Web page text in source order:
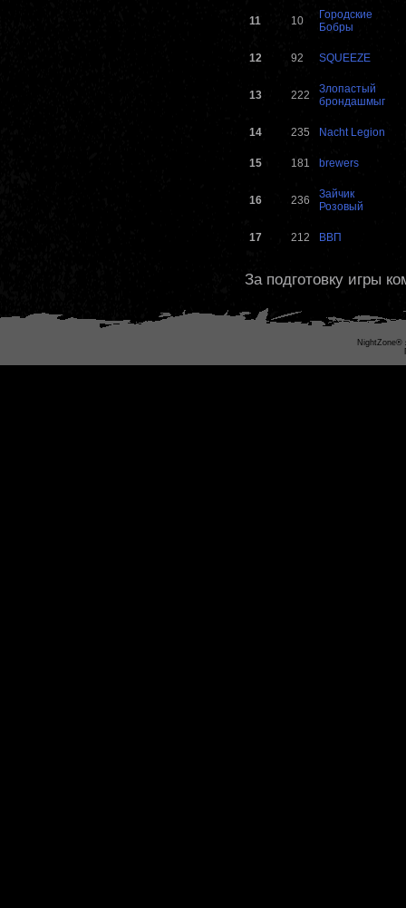
11 10
Городские
Бобры
12 92 SQUEEZE
13 222
Злопастый
брондашмыг
14 235 Nacht Legion
15 181 brewers
16 236
Зайчик
Розовый
17 212 ВВП
За подготовку игры
NightZone®